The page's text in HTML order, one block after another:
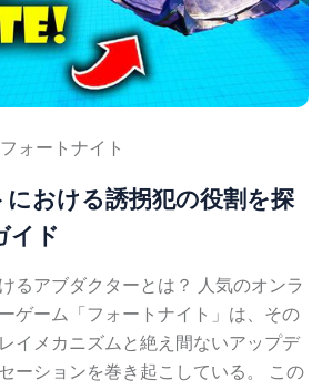
フォートナイト
おける誘拐犯の役割を探
イド
るアブダクターとは？ 人気のオンラ
ゲーム「フォートナイト」は、その
イメカニズムと絶え間ないアップデ
ーションを巻き起こしている。 この